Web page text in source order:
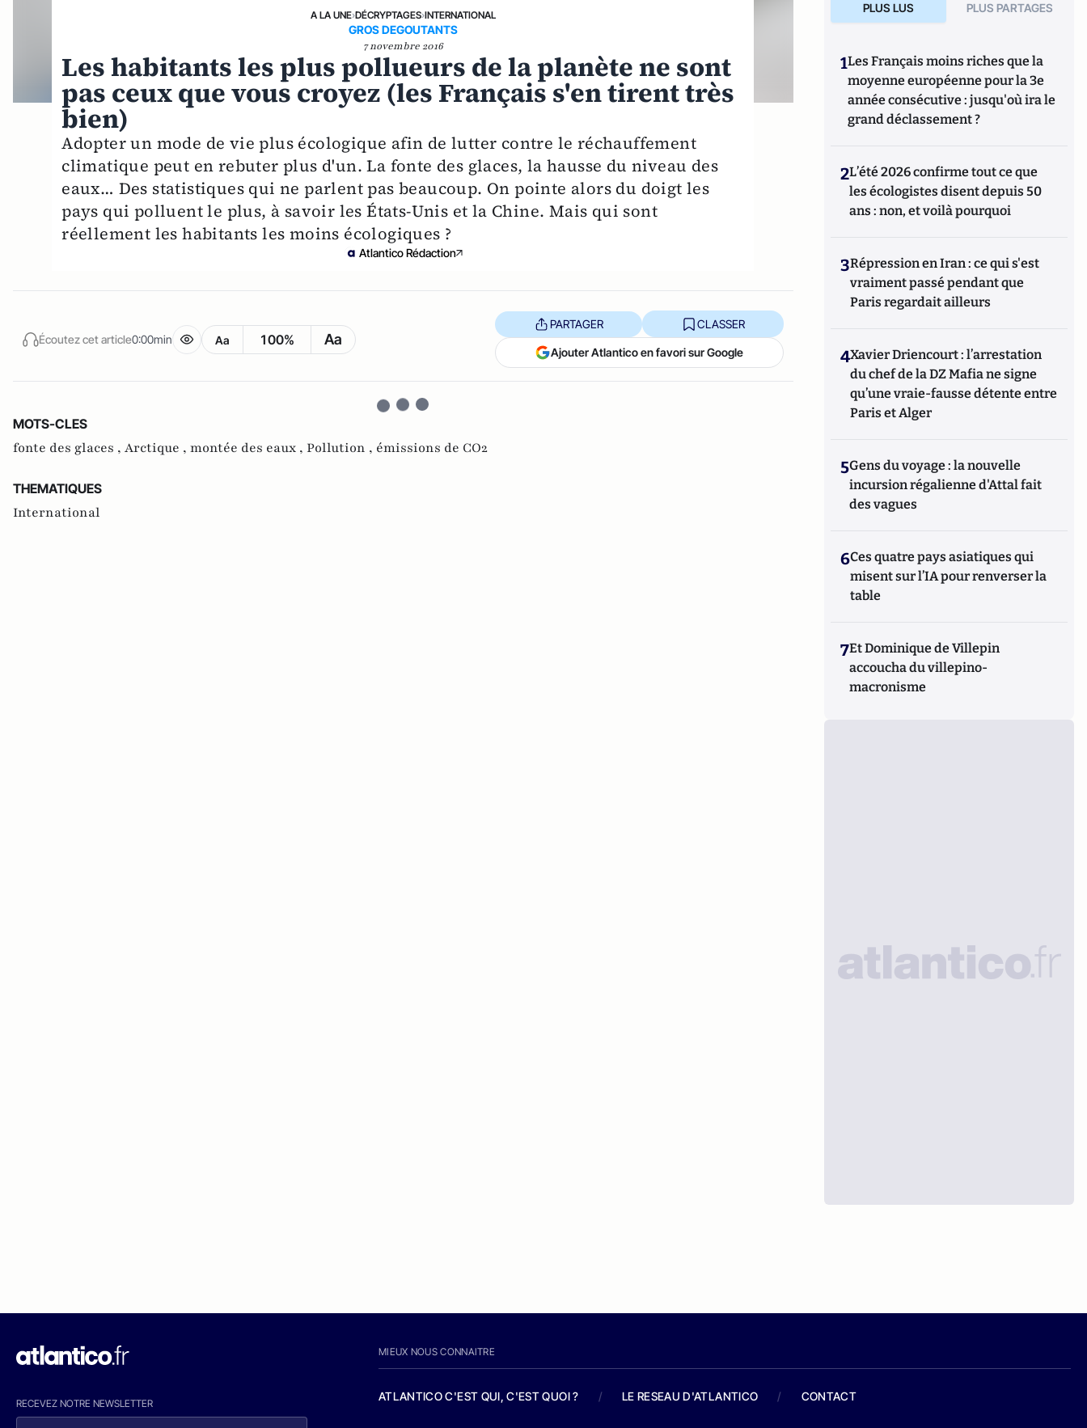
A LA UNE›DÉCRYPTAGES›INTERNATIONAL
GROS DEGOUTANTS
7 novembre 2016
Les habitants les plus pollueurs de la planète ne sont
pas ceux que vous croyez (les Français s'en tirent très
bien)
Adopter un mode de vie plus écologique afin de lutter contre le réchauffement
climatique peut en rebuter plus d'un. La fonte des glaces, la hausse du niveau des
eaux… Des statistiques qui ne parlent pas beaucoup. On pointe alors du doigt les
pays qui polluent le plus, à savoir les États-Unis et la Chine. Mais qui sont
réellement les habitants les moins écologiques ?
Atlantico Rédaction
Écoutez cet article0:00min Aa 100% Aa
PARTAGER CLASSER
Ajouter Atlantico en favori sur Google
MOTS-CLES
fonte des glaces , Arctique , montée des eaux , Pollution , émissions de CO2
THEMATIQUES
International
PLUS LUS PLUS PARTAGES
1Les Français moins riches que la
moyenne européenne pour la 3e
année consécutive : jusqu'où ira le
grand déclassement ?
2L’été 2026 confirme tout ce que
les écologistes disent depuis 50
ans : non, et voilà pourquoi
3Répression en Iran : ce qui s'est
vraiment passé pendant que
Paris regardait ailleurs
4Xavier Driencourt : l’arrestation
du chef de la DZ Mafia ne signe
qu’une vraie-fausse détente entre
Paris et Alger
5Gens du voyage : la nouvelle
incursion régalienne d'Attal fait
des vagues
6Ces quatre pays asiatiques qui
misent sur l’IA pour renverser la
table
7Et Dominique de Villepin
accoucha du villepino-
macronisme
RECEVEZ NOTRE NEWSLETTER
MIEUX NOUS CONNAITRE
ATLANTICO C'EST QUI, C'EST QUOI ? / LE RESEAU D'ATLANTICO / CONTACT